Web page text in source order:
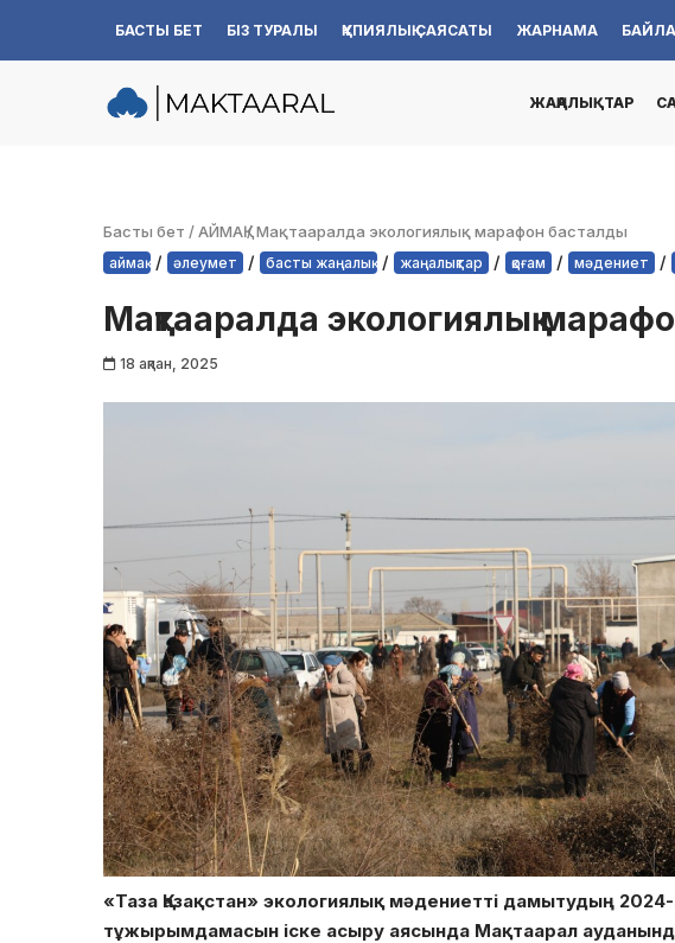
Skip
БАСТЫ БЕТ БІЗ ТУРАЛЫ ҚҰПИЯЛЫҚ САЯСАТЫ ЖАРНАМА
ЖАҢАЛЫҚТАР
Басты бет /АЙМАҚ/Мақтааралда экологиялық марафон басталды
аймақ / әлеумет / басты жаңалық / жаңалықтар / қоғам / мәдениет /
Мақтааралда экологиялық
18 ақпан, 2025
«Таза Қазақстан» экологиялық мәдениетті дамытудың
тұжырымдамасын іске асыру аясында Мақтаарал